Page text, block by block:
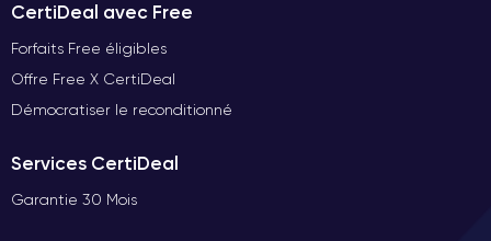
CertiDeal avec Free
Forfaits Free éligibles
Offre Free X CertiDeal
Démocratiser le reconditionné
Services CertiDeal
Garantie 30 Mois